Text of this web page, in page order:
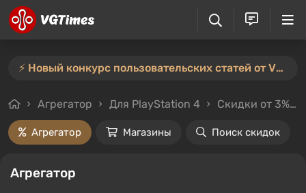
⚡️ Новый конкурс пользовательских статей от VGTimes — участвуйте тут ⚡️
Агрегатор Для PlayStation 4 Скидки от 3%
Агрегатор Магазины Поиск скидок
Агрегатор